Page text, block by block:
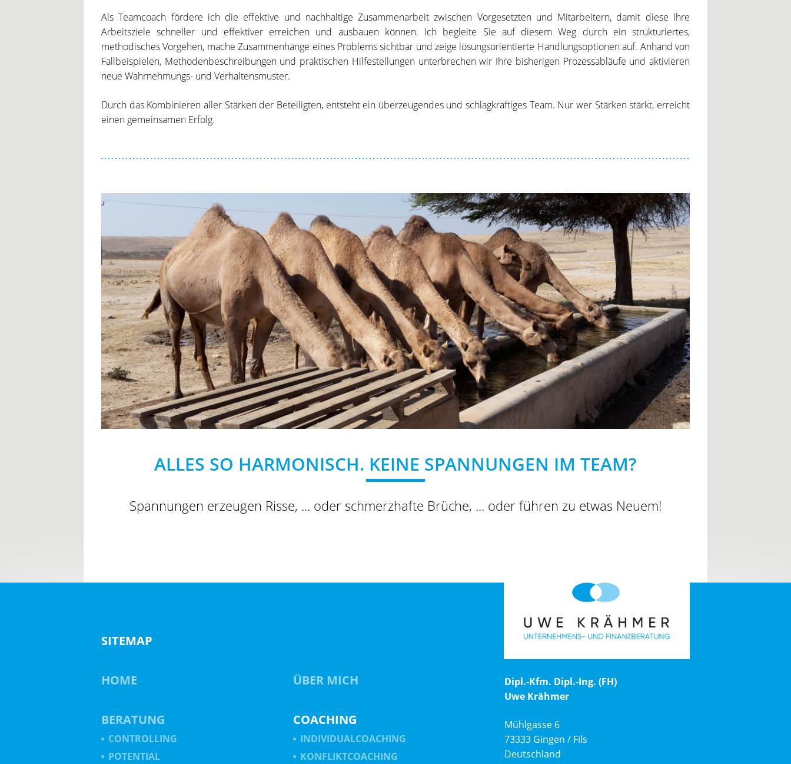
Als Teamcoach fördere ich die effektive und nachhaltige Zusammenarbeit zwischen Vorgesetzten und Mitarbeitern, damit diese Ihre
Arbeitsziele schneller und effektiver erreichen und ausbauen können. Ich begleite Sie auf diesem Weg durch ein strukturiertes,
methodisches Vorgehen, mache Zusammenhänge eines Problems sichtbar und zeige lösungsorientierte Handlungsoptionen auf. Anhand von
Fallbeispielen, Methodenbeschreibungen und praktischen Hilfestellungen unterbrechen wir Ihre bisherigen Prozessabläufe und aktivieren
neue Wahrnehmungs- und Verhaltensmuster.
Durch das Kombinieren aller Stärken der Beteiligten, entsteht ein überzeugendes und schlagkräftiges Team. Nur wer Stärken stärkt, erreicht
einen gemeinsamen Erfolg.
ALLES SO HARMONISCH. KEINE SPANNUNGEN IM TEAM?
Spannungen erzeugen Risse, ... oder schmerzhafte Brüche, ... oder führen zu etwas Neuem!
SITEMAP
HOME ÜBER MICH
BERATUNG
CONTROLLING
POTENTIAL
COACHING
INDIVIDUALCOACHING
KONFLIKTCOACHING
Dipl.-Kfm. Dipl.-Ing. (FH)
Uwe Krähmer
Mühlgasse 6
73333 Gingen / Fils
Deutschland